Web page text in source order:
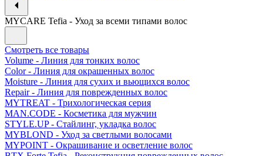
MYCARE Tefia - Уход за всеми типами волос
Смотреть все товары
Volume - Линия для тонких волос
Color - Линия для окрашенных волос
Moisture - Линия для сухих и вьющихся волос
Repair - Линия для поврежденных волос
MYTREAT - Трихологическая серия
MAN.CODE - Косметика для мужчин
STYLE.UP - Стайлинг, укладка волос
MYBLOND - Уход за светлыми волосами
MYPOINT - Окрашивание и осветление волос